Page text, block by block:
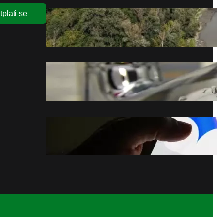
se
Rekordno nizak vodstaj
Dunava ostavlja posledice
avgust 7, 2026
Prijepolje apeluje na
racionalnu potrošnju vode
avgust 7, 2026
Gemini preuzima sve Android
avgust 7, 2026